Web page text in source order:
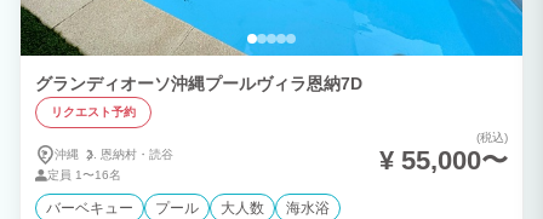
グランディオーソ沖縄プールヴィラ恩納7D
リクエスト予約
沖縄 恩納村・ 読谷
定員 1〜16名
(税込)
¥ 55,000〜
バーベキュー プール 大人数 海水浴